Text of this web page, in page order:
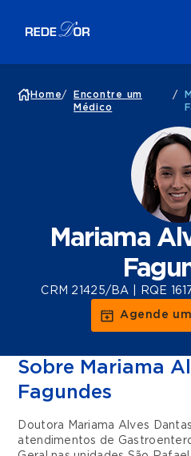
Home/
Encontre um
Médico
/
Mariama
CRM 21425/BA | RQE
Agende
Sobre Mariama
Fagundes
Doutora Mariama Alves
atendimentos de